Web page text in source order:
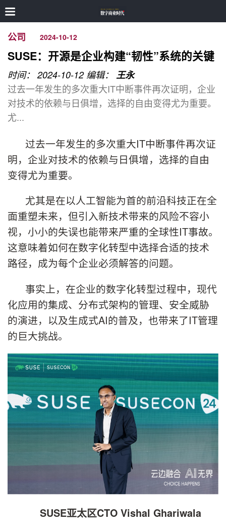
公司 2024-10-12
SUSE：开源是企业构建“韧性”系统的关键
时间： 2024-10-12 编辑： 王永
过去一年发生的多次重大IT中断事件再次证明，企业
对技术的依赖与日俱增，选择的自由变得尤为重要。
尤...
过去一年发生的多次重大IT中断事件再次证
明，企业对技术的依赖与日俱增，选择的自由
变得尤为重要。
尤其是在以人工智能为首的前沿科技正在全
面重塑未来，但引入新技术带来的风险不容小
视，小小的失误也能带来严重的全球性IT事故。
这意味着如何在数字化转型中选择合适的技术
路径，成为每个企业必须解答的问题。
事实上，在企业的数字化转型过程中，现代
化应用的集成、分布式架构的管理、安全威胁
的演进，以及生成式AI的普及，也带来了IT管理
的巨大挑战。
SUSE亚太区CTO Vishal Ghariwala